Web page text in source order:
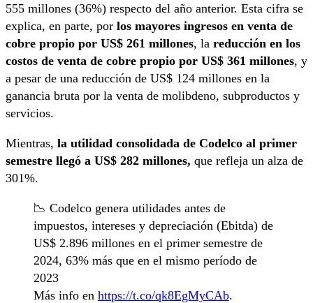
555 millones (36%) respecto del año anterior. Esta cifra se
explica, en parte, por los mayores ingresos en venta de
cobre propio por US$ 261 millones, la reducción en los
costos de venta de cobre propio por US$ 361 millones, y
a pesar de una reducción de US$ 124 millones en la
ganancia bruta por la venta de molibdeno, subproductos y
servicios.
Mientras, la utilidad consolidada de Codelco al primer
semestre llegó a US$ 282 millones, que refleja un alza de
301%.
📉 Codelco genera utilidades antes de
impuestos, intereses y depreciación (Ebitda) de
US$ 2.896 millones en el primer semestre de
2024, 63% más que en el mismo período de
2023
Más info en https://t.co/qk8EgMyCAb.